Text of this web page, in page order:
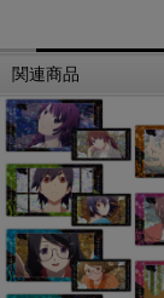
関連商品